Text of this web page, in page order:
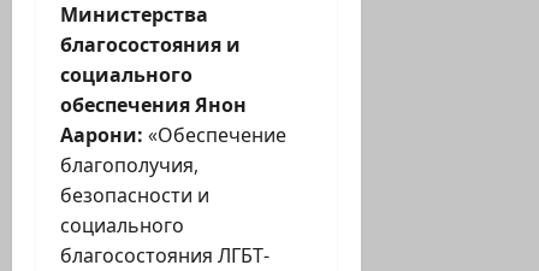
Министерства
благосостояния и
социального
обеспечения Янон
Аарони: «Обеспечение
благополучия,
безопасности и
социального
благосостояния ЛГБТ-